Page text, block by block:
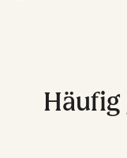
Häufig